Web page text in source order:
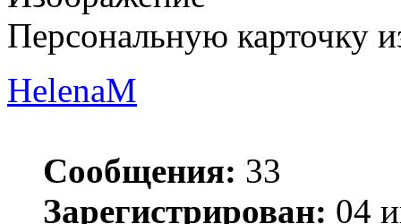
Персональную карточку
HelenaM
Сообщения: 33
Зарегистрирован: 04